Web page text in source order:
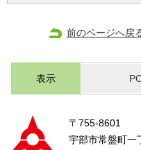
前のページへ戻
表示
〒755-8601
宇部市常盤町一